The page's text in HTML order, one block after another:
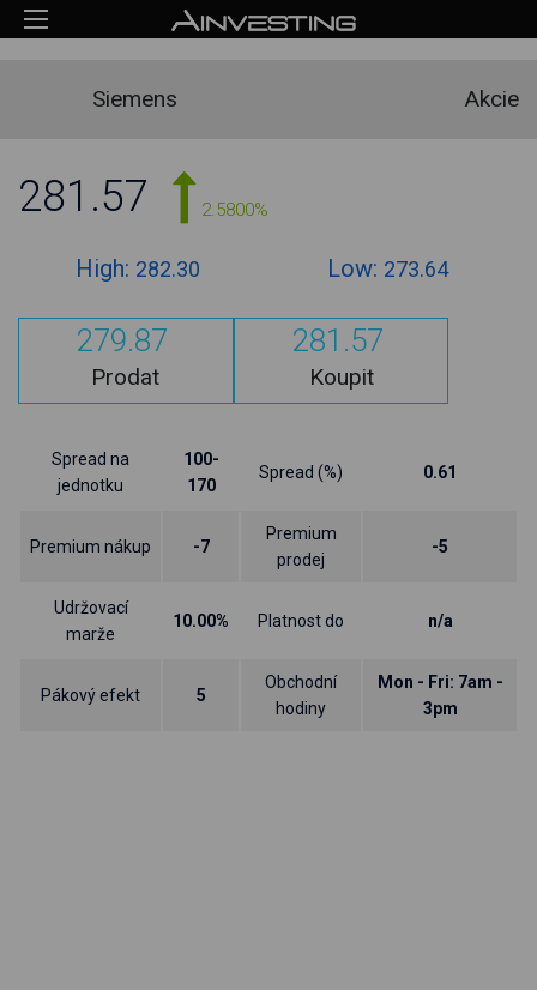
Siemens Akcie
281.57 2.5800%
High: 282.30 Low: 273.64
279.87
Prodat
281.57
Koupit
Spread na
jednotku
100-
170
Spread (%) 0.61
Premium nákup -7
Premium
prodej
-5
Udržovací
marže
10.00% Platnost do n/a
Pákový efekt 5
Obchodní
hodiny
Mon - Fri: 7am -
3pm